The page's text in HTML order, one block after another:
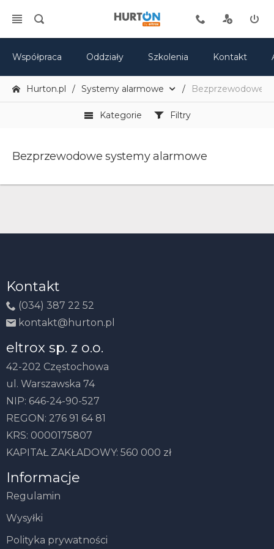
Współpraca Oddziały Szkolenia Kontakt
Hurton.pl Systemy alarmowe Bezprzewodowe
Kategorie Filtry
Bezprzewodowe systemy alarmowe
Kontakt
(034) 387 22 52
kontakt@hurton.pl
eltrox sp. z o.o.
42-202 Częstochowa
ul. Warszawska 74
NIP: 646-24-90-527
REGON: 276 91 64 81
KRS: 0000175807
KAPITAŁ ZAKŁADOWY: 560 000 zł
Informacje
Regulamin
Wysyłki
Polityka prywatności